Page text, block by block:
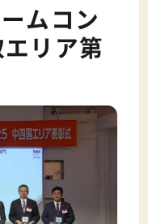
ムコン
リア第